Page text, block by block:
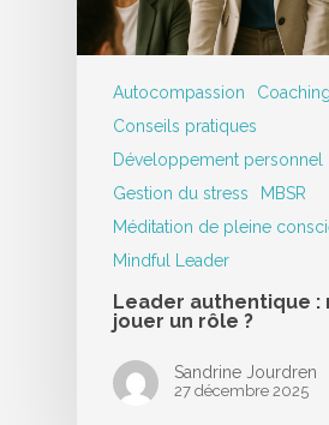
Autocompassion
Coaching
Conseils pratiques
Développement personnel
Gestion du stress
MBSR
Méditation de pleine
Mindful Leader
Leader authentique :
jouer un rôle ?
Sandrine Jourdren
27 décembre 2025